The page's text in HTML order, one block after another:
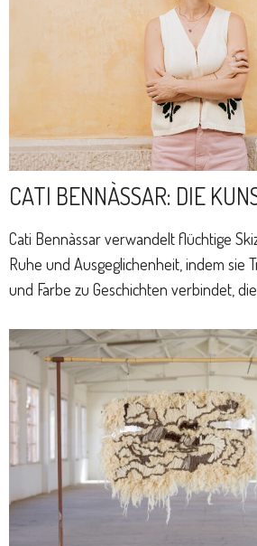
CATI BENNÀSSAR: DIE
Cati Bennàssar verwandelt flüchtige
Ruhe und Ausgeglichenheit, indem sie
und Farbe zu Geschichten verbindet,